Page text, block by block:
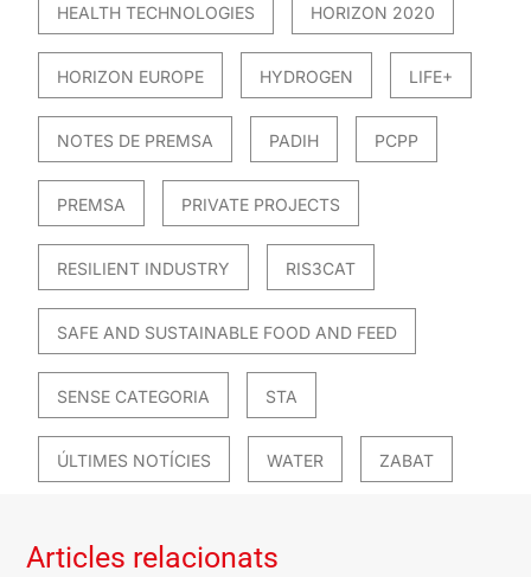
HEALTH TECHNOLOGIES HORIZON 2020
HORIZON EUROPE HYDROGEN LIFE+
NOTES DE PREMSA PADIH PCPP
PREMSA PRIVATE PROJECTS
RESILIENT INDUSTRY RIS3CAT
SAFE AND SUSTAINABLE FOOD AND FEED
SENSE CATEGORIA STA
ÚLTIMES NOTÍCIES WATER ZABAT
Articles relacionats